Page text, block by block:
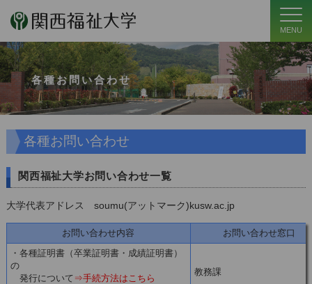
MENU
各種お問い合わせ
各種お問い合わせ
関西福祉大学お問い合わせ一覧
大学代表アドレス soumu(アットマーク)kusw.ac. jp
お問い合わせ内容 お問い合わせ窓口
・各種証明書（卒業証明書・成績証明書）
の
発行について ⇒手続方法はこちら
教務課